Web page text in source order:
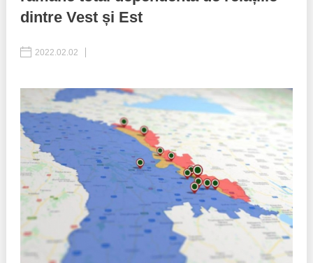
Inițiative desfășurate
Manual de proceduri
Note & poziții​
Organigrama IDIS
Anunțuri
Consiliul consulativ internațional IDIS
Politici regionale
Bunele practici
Laborator sociometric
Transparența guvernării locale
People Watch
Proces democratic
Agenda Națională de Business
Puterea hibridă
dintre Vest și Est
2022.02.02